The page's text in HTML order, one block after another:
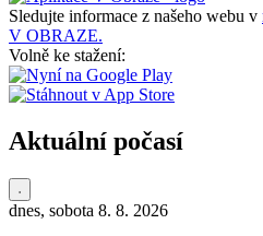
Sledujte informace z našeho webu v
V OBRAZE.
Volně ke stažení:
Aktuální počasí
dnes, sobota 8. 8. 2026